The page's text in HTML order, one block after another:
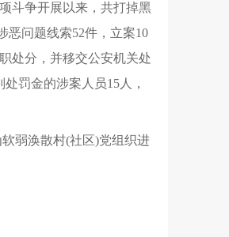
斗争开展以来，共打掉黑
恶问题线索52件，立案10
处分，并移交公安机关处
罚金的涉案人员15人，
弱涣散村(社区)党组织进